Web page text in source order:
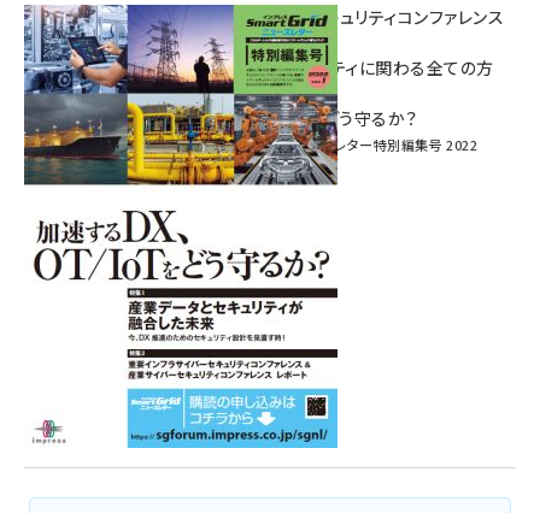
重要インフラサイバーセキュリティコンファレンス
特別電子版！
― 産業サイバーセキュリティに関わる全ての方
へ！ ―
加速するDX、OT/IoTをどう守るか？
インプレス SmartGridニューズレター特別編集号 2022
Vol.1